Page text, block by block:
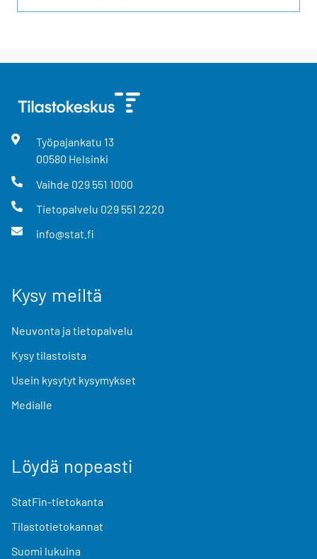
Työpajankatu 13
00580 Helsinki
Vaihde 029 551 1000
Tietopalvelu 029 551 2220
info@stat.fi
Kysy meiltä
Neuvonta ja tietopalvelu
Kysy tilastoista
Usein kysytyt kysymykset
Medialle
Löydä nopeasti
StatFin-tietokanta
Tilastotietokannat
Suomi lukuina